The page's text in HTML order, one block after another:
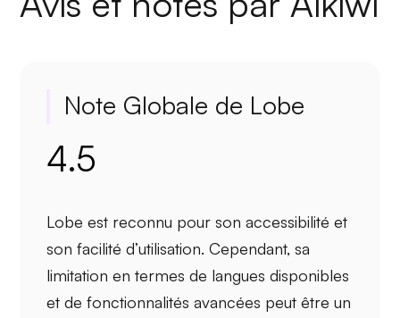
Note Globale de Lobe
4.5
Lobe est reconnu pour sonaccessibilité et
sonfacilité d’utilisation. Cependant, sa
limitation en termes de langues disponibles
et defonctionnalités avancées peut être un